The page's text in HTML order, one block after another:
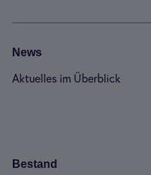
News
Aktu­el­les im Über­blick
Bestand